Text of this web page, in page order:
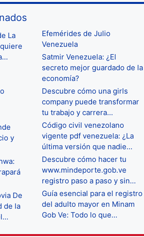
La
y
De
de la
Efemérides de Julio
Venezuela
Satmir Venezuela: ¿El
secreto mejor guardado de la
economía?
Descubre cómo una girls
company puede transformar
tu trabajo y carrera…
Código civil venezolano
vigente pdf venezuela: ¿La
última versión que nadie…
Descubre cómo hacer tu
www.mindeporte.gob.ve
registro paso a paso y sin…
Guía esencial para el registro
del adulto mayor en Minam
Gob Ve: Todo lo que…